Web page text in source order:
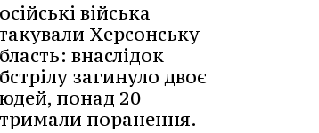
війська
Херсонську
внаслідок
загинуло двоє
понад 20
поранення.